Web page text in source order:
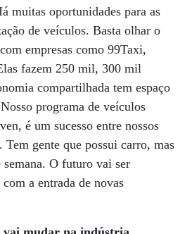
muitas oportunidades para as
de veículos. Basta olhar o
empresas como 99Taxi,
fazem 250 mil, 300 mil
compartilhada tem espaço
programa de veículos
é um sucesso entre nossos
Tem gente que possui carro, mas
O futuro vai ser
a entrada de novas